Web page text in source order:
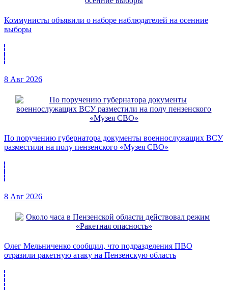
Коммунисты объявили о наборе наблюдателей на осенние
выборы
8 Авг 2026
По поручению губернатора документы военнослужащих ВСУ
разместили на полу пензенского «Музея СВО»
8 Авг 2026
Олег Мельниченко сообщил, что подразделения ПВО
отразили ракетную атаку на Пензенскую область